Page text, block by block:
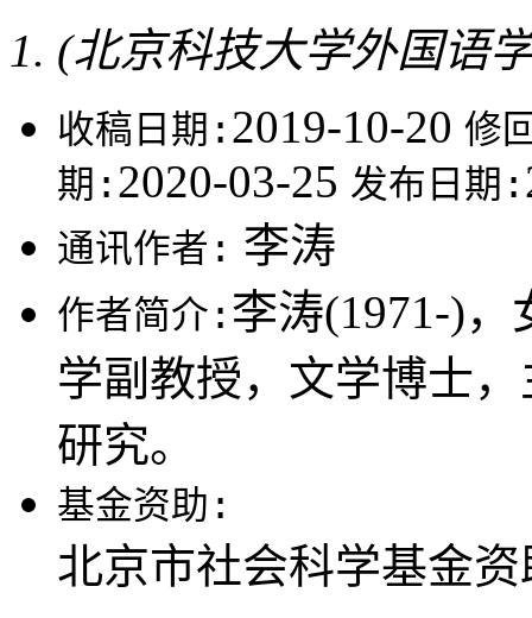
(北京科技大学外国语
收稿日期: 2019-10-20 修
期: 2020-03-25 发布日期:
通讯作者: 李涛
作者简介: 李涛(1971-)
学副教授，文学博士
研究。
基金资助:
北京市社会科学基金